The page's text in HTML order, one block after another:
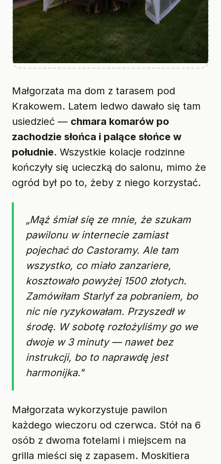
Małgorzata ma dom z tarasem pod
Krakowem. Latem ledwo dawało się tam
usiedzieć — chmara komarów po
zachodzie słońca i palące słońce w
południe. Wszystkie kolacje rodzinne
kończyły się ucieczką do salonu, mimo że
ogród był po to, żeby z niego korzystać.
„Mąż śmiał się ze mnie, że szukam
pawilonu w internecie zamiast
pojechać do Castoramy. Ale tam
wszystko, co miało zanzariere,
kosztowało powyżej 1500 złotych.
Zamówiłam Starlyf za pobraniem, bo
nic nie ryzykowałam. Przyszedł w
środę. W sobotę rozłożyliśmy go we
dwoje w 3 minuty — nawet bez
instrukcji, bo to naprawdę jest
harmonijka."
Małgorzata wykorzystuje pawilon
każdego wieczoru od czerwca. Stół na 6
osób z dwoma fotelami i miejscem na
grilla mieści się z zapasem. Moskitiera